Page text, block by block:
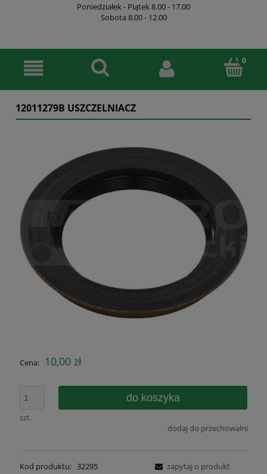
Poniedziałek - Piątek 8.00 - 17.00
Sobota 8.00 - 12.00
12011279B USZCZELNIACZ
Cena: 10,00 zł
szt.
do koszyka
dodaj do przechowalni
Kod produktu: 32295
zapytaj o produkt